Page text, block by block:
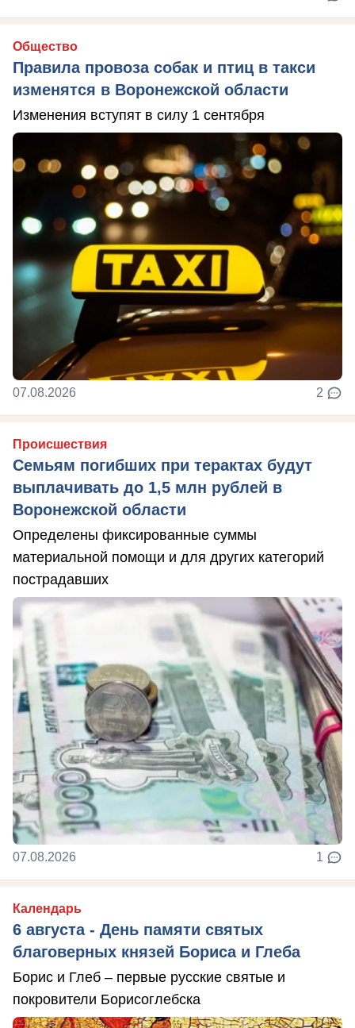
Общество
Правила провоза собак и птиц в такси
изменятся в Воронежской области
Изменения вступят в силу 1 сентября
07.08.2026 2
Происшествия
Семьям погибших при терактах будут
выплачивать до 1,5 млн рублей в
Воронежской области
Определены фиксированные суммы
материальной помощи и для других категорий
пострадавших
07.08.2026 1
Календарь
6 августа - День памяти святых
благоверных князей Бориса и Глеба
Борис и Глеб – первые русские святые и
покровители Борисоглебска